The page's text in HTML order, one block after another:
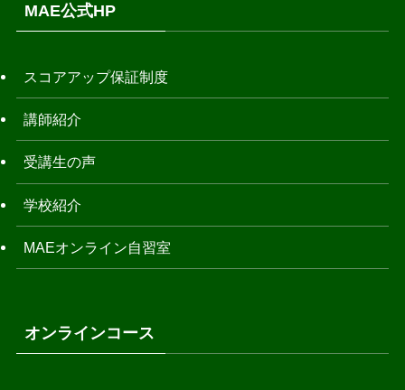
MAE公式HP
スコアアップ保証制度
講師紹介
受講生の声
学校紹介
MAEオンライン自習室
オンラインコース